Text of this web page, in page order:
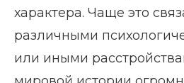
характера. Чаще это
различными
или иными